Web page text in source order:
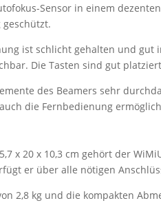
Sensor in einem
ist schlicht gehalten und
Die Tasten sind gut
des Beamers sehr
die Fernbedienung
x 20 x 10,3 cm gehört der
er über alle nötigen
2,8 kg und die kompakten